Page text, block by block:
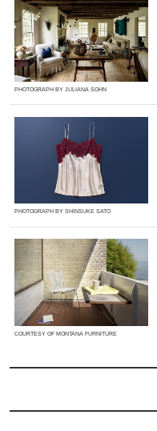
PHOTOGRAPH BY JULIANA SOHN
PHOTOGRAPH BY SHINSUKE SATO
COURTESY OF MONTANA FURNITURE